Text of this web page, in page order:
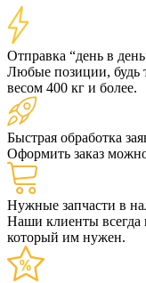
Отправка “день в
Любые позиции, будь
весом 400 кг и более.
Быстрая обработка
Оформить заказ
Нужные запчасти в
Наши клиенты всегда
который им нужен.